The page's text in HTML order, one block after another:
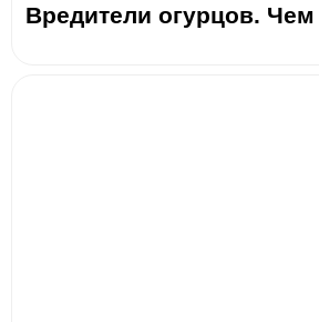
Вредители огурцов. Чем